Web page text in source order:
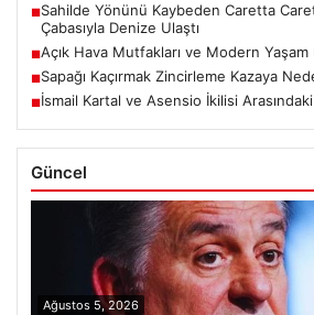
■Sahilde Yönünü Kaybeden Caretta
Çabasıyla Denize Ulaştı
■Açık Hava Mutfakları ve Modern
■Sapağı Kaçırmak Zincirleme Kazaya
■İsmail Kartal ve Asensio İkilisi
Güncel
Ağustos 5, 2026